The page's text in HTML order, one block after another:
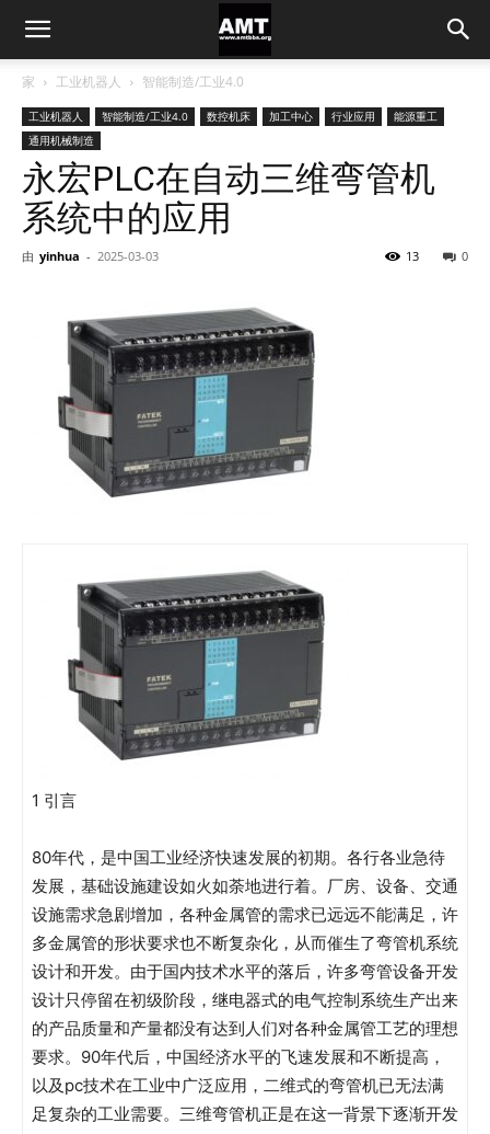
家 工业机器人 智能制造/工业4.0
工业机器人 智能制造/工业4.0 数控机床 加工中心 行业应用
能源重工
通用机械制造
永宏PLC在自动三维弯管机
系统中的应用
由 yinhua - 2025-03-03 0
13
1 引言
80年代，是中国工业经济快速发展的初期。各行各业急待
发展，基础设施建设如火如荼地进行着。厂房、设备、交通
设施需求急剧增加，各种金属管的需求已远远不能满足，许
多金属管的形状要求也不断复杂化，从而催生了弯管机系统
设计和开发。由于国内技术水平的落后，许多弯管设备开发
设计只停留在初级阶段，继电器式的电气控制系统生产出来
的产品质量和产量都没有达到人们对各种金属管工艺的理想
要求。90年代后，中国经济水平的飞速发展和不断提高，
以及pc技术在工业中广泛应用，二维式的弯管机已无法满
足复杂的工业需要。三维弯管机正是在这一背景下逐渐开发